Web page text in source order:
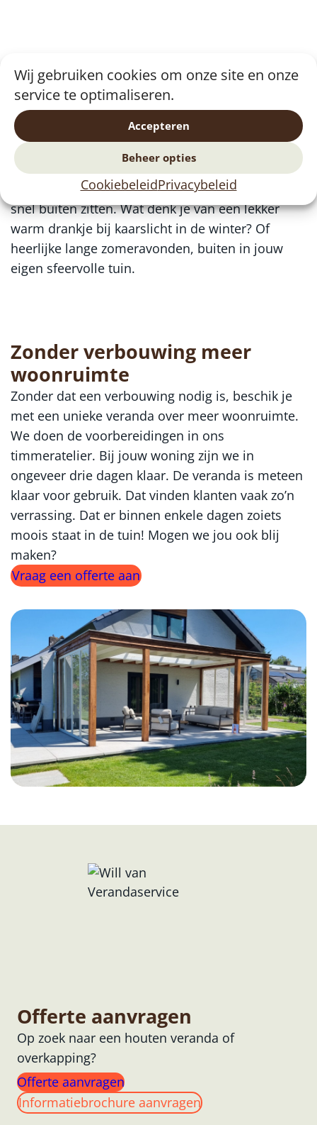
Wij gebruiken cookies om onze site en onze
service te optimaliseren.
Accepteren
Beheer opties
CookiebeleidPrivacybeleid
Zo woon je een lang seizoen
buiten
Je zult veel tijd doorbrengen op de veranda.
Waarschijnlijk nog meer dan je van tevoren kunt
bedenken. De buitenlucht is rustgevend en
brengt nieuwe energie. Zelfs als het koud is, kun
je met een lekkere fleecedeken en warme trui al
snel buiten zitten. Wat denk je van een lekker
warm drankje bij kaarslicht in de winter? Of
heerlijke lange zomeravonden, buiten in jouw
eigen sfeervolle tuin.
Zonder verbouwing meer
woonruimte
Zonder dat een verbouwing nodig is, beschik je
met een unieke veranda over meer woonruimte.
We doen de voorbereidingen in ons
timmeratelier. Bij jouw woning zijn we in
ongeveer drie dagen klaar. De veranda is meteen
klaar voor gebruik. Dat vinden klanten vaak zo’n
verrassing. Dat er binnen enkele dagen zoiets
moois staat in de tuin! Mogen we jou ook blij
maken?
Vraag een offerte aan
Offerte aanvragen
Op zoek naar een houten veranda of
overkapping?
Offerte aanvragen
Informatiebrochure aanvragen